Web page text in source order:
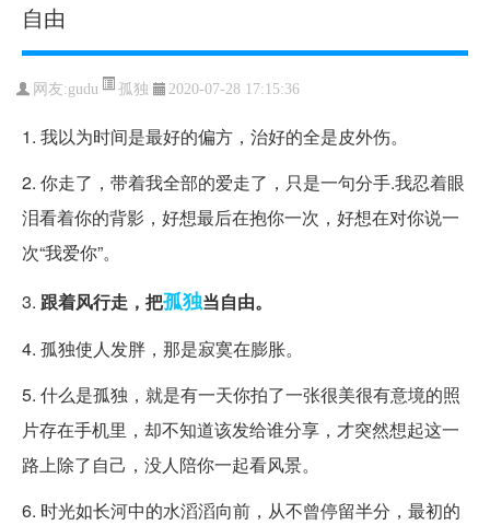
自由
网友:gudu 孤独 2020-07-28 17:15:36
1. 我以为时间是最好的偏方，治好的全是皮外伤。
2. 你走了，带着我全部的爱走了，只是一句分手.我忍着眼
泪看着你的背影，好想最后在抱你一次，好想在对你说一
次“我爱你”。
3. 跟着风行走，把孤独当自由。
4. 孤独使人发胖，那是寂寞在膨胀。
5. 什么是孤独，就是有一天你拍了一张很美很有意境的照
片存在手机里，却不知道该发给谁分享，才突然想起这一
路上除了自己，没人陪你一起看风景。
6. 时光如长河中的水滔滔向前，从不曾停留半分，最初的